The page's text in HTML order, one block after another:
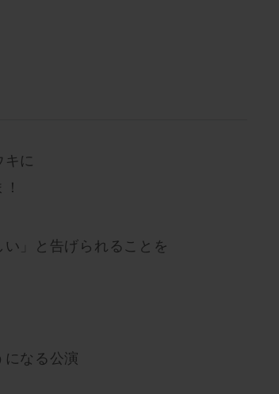
キに
い」と告げられることを
なる公演